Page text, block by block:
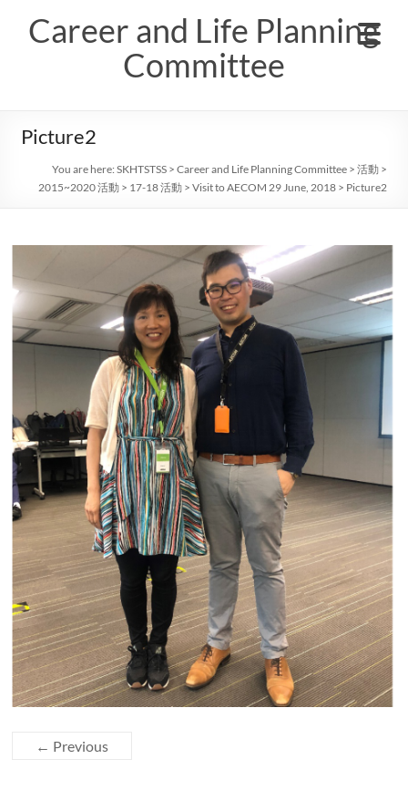
contentCareer and Life Planning
Committee
Picture2
You are here:SKHTSTSS >Career and Life Planning Committee >活動 >
2015~2020 活動 > 17-18 活動 >Visit to AECOM 29 June, 2018 > Picture2
← Previous